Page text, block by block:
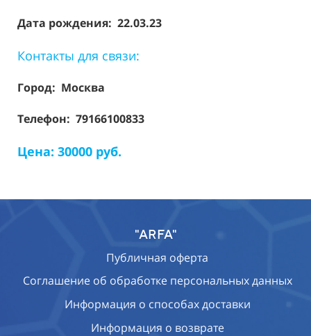
Дата рождения: 22.03.23
Контакты для связи:
Город: Москва
Телефон: 79166100833
Цена: 30000 руб.
"ARFA"
Публичная оферта
Соглашение об обработке персональных данных
Информация о способах доставки
Информация о возврате